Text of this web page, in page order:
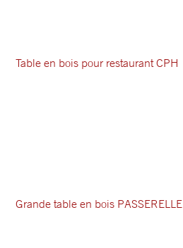
Table en bois pour restaurant CPH
Grande table en bois PASSERELLE